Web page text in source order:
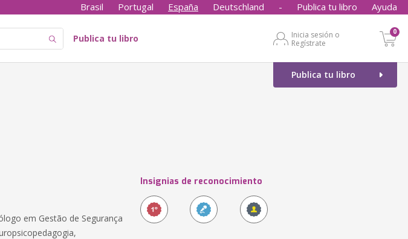
Brasil Portugal España Deutschland - Publica tu libro Ayuda
Publica tu libro
Inicia sesión o
Regístrate
0
Publica tu libro
em Gestão de Segurança
Insignias de reconocimiento